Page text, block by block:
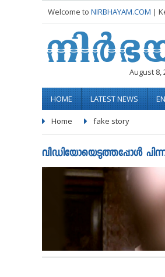
Welcome to NIRBHAYAM.COM |
August 8,
HOME LATEST NEWS
Home fake story
വീഡിയോയെടുത്തപ്പോള്‍